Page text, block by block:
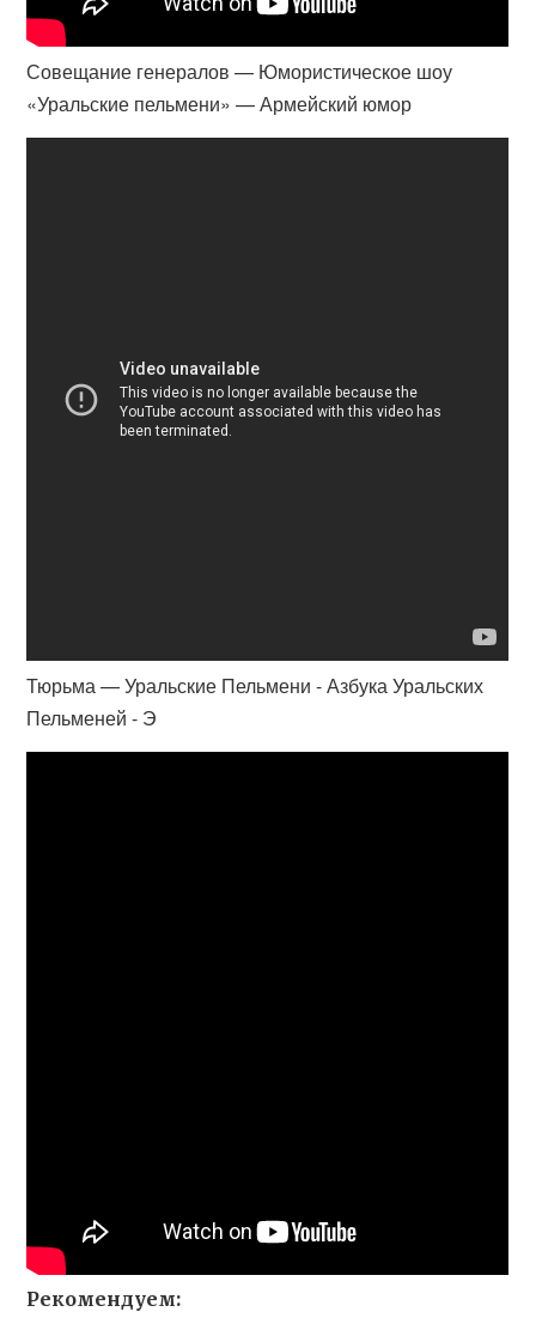
Совещание генералов — Юмористическое шоу
«Уральские пельмени» — Армейский юмор
Тюрьма — Уральские Пельмени - Азбука Уральских
Пельменей - Э
Рекомендуем: